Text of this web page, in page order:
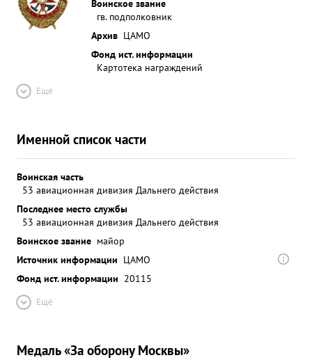
Воинское звание
гв. подполковник
Архив ЦАМО
Фонд ист. информации
Картотека награждений
Ещё
Именной список части
Воинская часть
53 авиационная дивизия Дальнего действия
Последнее место службы
53 авиационная дивизия Дальнего действия
Воинское звание майор
Источник информации ЦАМО
Фонд ист. информации 20115
Ещё
Медаль «За оборону Москвы»